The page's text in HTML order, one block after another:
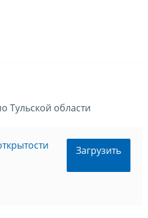
Тульской области
Загрузить